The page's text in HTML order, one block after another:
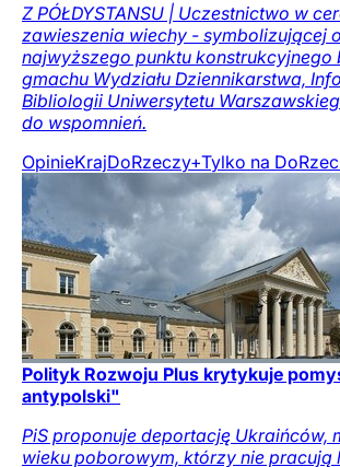
Z PÓŁDYSTANSU | Uczestnictwo w
zawieszenia wiechy - symbolizującej
najwyższego punktu konstrukcyjnego
gmachu Wydziału Dziennikarstwa,
Bibliologii Uniwersytetu
do wspomnień.
OpinieKrajDoRzeczy+Tylko na
Polityk Rozwoju Plus krytykuje
antypolski"
PiS proponuje deportację Ukraińców,
wieku poborowym, którzy nie pracują